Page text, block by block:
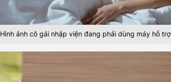
Hình ảnh cô gái nhập viện đang phải dùng máy hỗ trợ